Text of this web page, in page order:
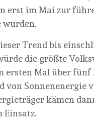
erst im Mai zur
wurden.
Trend bis
die größte
ersten Mal über
von Sonnenenergie
kämen
Einsatz.